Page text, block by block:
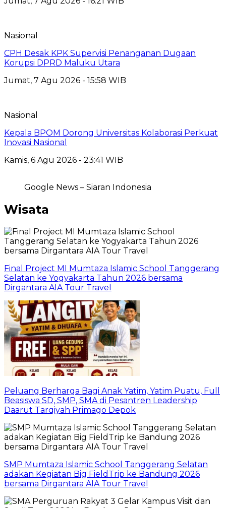
Nasional
CPH Desak KPK Supervisi Penanganan Dugaan
Korupsi DPRD Maluku Utara
Jumat, 7 Agu 2026 - 15:58 WIB
Nasional
Kepala BPOM Dorong Universitas Kolaborasi Perkuat
Inovasi Nasional
Kamis, 6 Agu 2026 - 23:41 WIB
Google News – Siaran Indonesia
Wisata
Final Project MI Mumtaza Islamic School Tanggerang
Selatan ke Yogyakarta Tahun 2026 bersama
Dirgantara AIA Tour Travel
Peluang Berharga Bagi Anak Yatim, Yatim Puatu, Full
Beasiswa SD, SMP, SMA di Pesantren Leadership
Daarut Tarqiyah Primago Depok
SMP Mumtaza Islamic School Tanggerang Selatan
adakan Kegiatan Big FieldTrip ke Bandung 2026
bersama Dirgantara AIA Tour Travel